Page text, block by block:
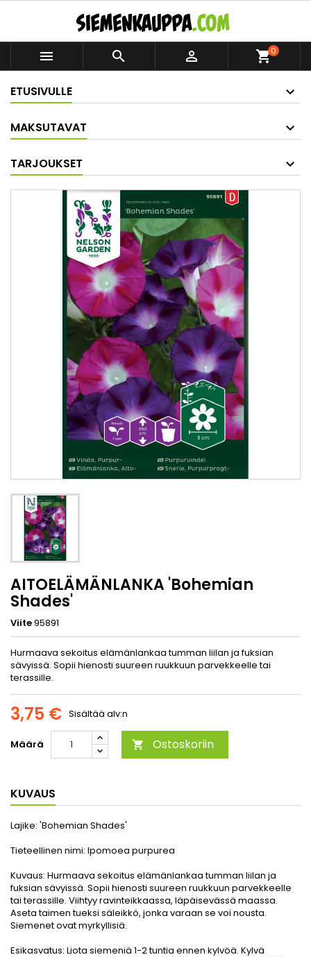
   shopping_cart0
ETUSIVULLE
MAKSUTAVAT
TARJOUKSET
AITOELÄMÄNLANKA 'Bohemian
Shades'
Viite95891
Hurmaava sekoitus elämänlankaa tumman liilan ja fuksian
sävyissä. Sopii hienosti suureen ruukkuun parvekkeelle tai
terassille.
3,75 € Sisältää alv:n
Määrä  Ostoskoriin
KUVAUS
Lajike: 'Bohemian Shades'
Tieteellinen nimi: Ipomoea purpurea
Kuvaus: Hurmaava sekoitus elämänlankaa tumman liilan ja
fuksian sävyissä. Sopii hienosti suureen ruukkuun parvekkeelle
tai terassille. Viihtyy ravinteikkaassa, läpäisevässä maassa.
Aseta taimen tueksi säleikkö, jonka varaan se voi nousta.
Siemenet ovat myrkyllisiä.
Esikasvatus: Liota siemeniä 1-2 tuntia ennen kylvöä. Kylvä